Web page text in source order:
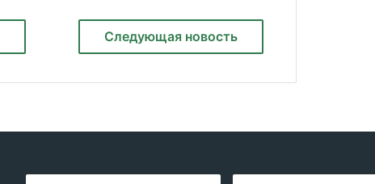
Следующая новость